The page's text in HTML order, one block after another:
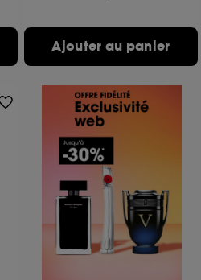
Ajouter au panier